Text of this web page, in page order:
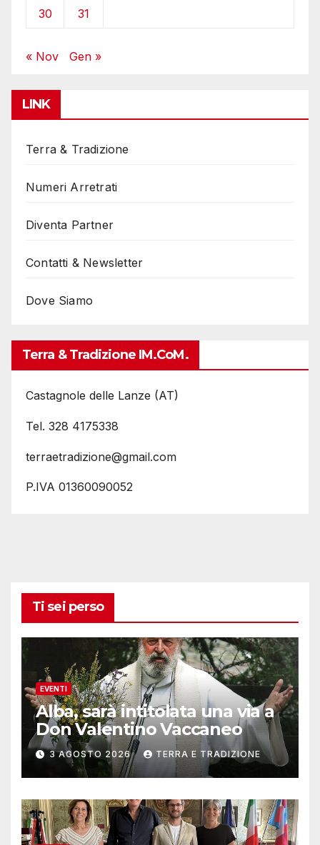
30 31
« Nov Gen »
LINK
Terra & Tradizione
Numeri Arretrati
Diventa Partner
Contatti & Newsletter
Dove Siamo
Terra & Tradizione IM.coM.
Castagnole delle Lanze (AT)
Tel. 328 4175338
terraetradizione@gmail.com
P.IVA 01360090052
Ti sei perso
EVENTI
Alba, sarà intitolata una via a
Don Valentino Vaccaneo
3 AGOSTO 2026 TERRA E TRADIZIONE